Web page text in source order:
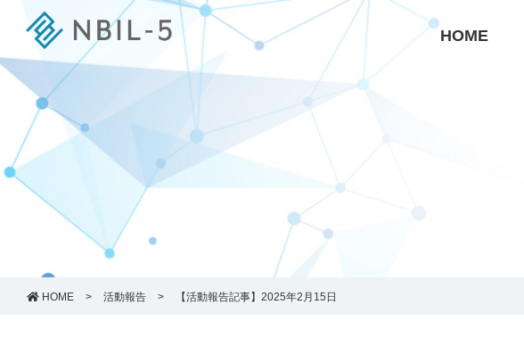
HOME
HOME > 活動報告 > 【活動報告記事】2025年2月15日